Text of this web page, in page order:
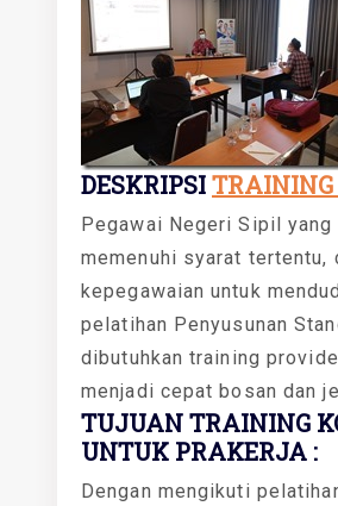
DESKRIPSI
Pegawai Negeri Sipil
memenuhi syarat tertentu,
kepegawaian untuk
pelatihan Penyusunan
dibutuhkan training
menjadi cepat bosan dan
TUJUAN TRAINING
UNTUK PRAKERJA :
Dengan mengikuti